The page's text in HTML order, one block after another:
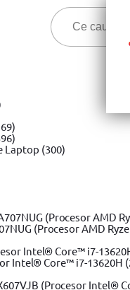
Laptop (300)
(Procesor AMD
Intel® Core™ i7-13620H